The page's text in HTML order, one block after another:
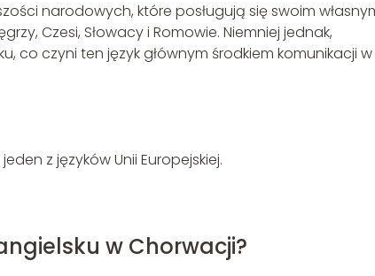
narodowych, które posługują się swoim
Czesi, Słowacy i Romowie. Niemniej jednak,
co czyni ten język głównym środkiem komunikacji w
z języków Unii Europejskiej.
w Chorwacji?